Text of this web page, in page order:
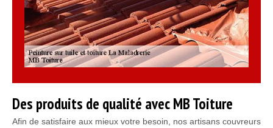
Des produits de qualité avec MB Toiture
Afin de satisfaire aux mieux votre besoin, nos artisans couvreurs